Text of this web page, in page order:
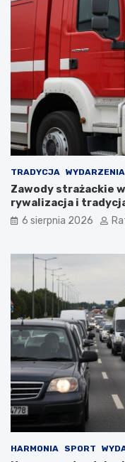
TRADYCJA WYDARZENIA
Zawody strażackie
rywalizacja i
6 sierpnia 2026
HARMONIA SPORT